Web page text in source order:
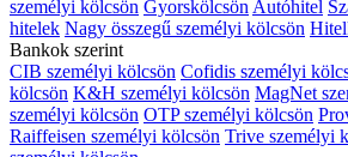
személyi kölcsön Gyorskölcsön Autóhitel
hitelek Nagy összegű személyi kölcsön
Bankok szerint
CIB személyi kölcsön Cofidis személyi
kölcsön K&H személyi kölcsön MagNet
személyi kölcsön OTP személyi kölcsön
Raiffeisen személyi kölcsön Trive személyi